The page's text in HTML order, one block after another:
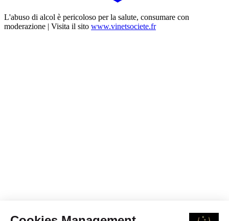
L'abuso di alcol è pericoloso per la salute, consumare con
moderazione | Visita il sito www.vinetsociete.fr